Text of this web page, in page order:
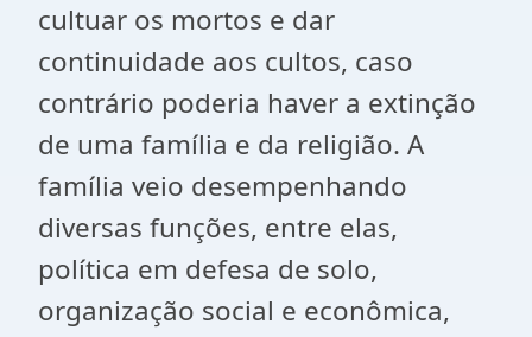
cultuar os mortos e dar
continuidade aos cultos, caso
contrário poderia haver a extinção
de uma família e da religião. A
família veio desempenhando
diversas funções, entre elas,
política em defesa de solo,
organização social e econômica,